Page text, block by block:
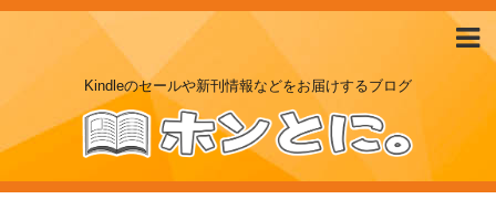
Kindleのセールや新刊情報などをお届けするブログ